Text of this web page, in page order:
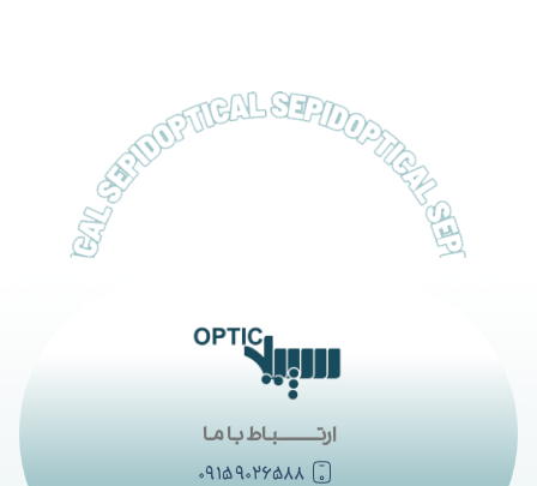
ارتــــــــــباط با ما
۰۹۱۵۹۰۲۶۵۸۸